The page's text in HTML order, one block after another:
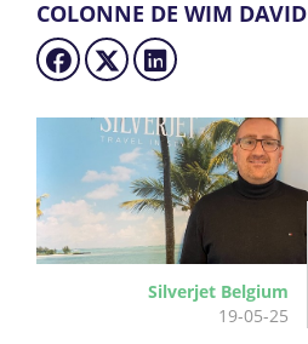
COLONNE DE WIM DAVID
Silverjet Belgium
19-05-25